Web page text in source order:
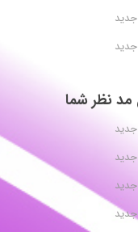
مد نظر شما